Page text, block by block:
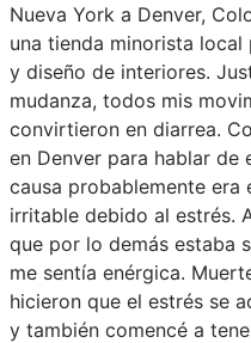
Nueva York a Denver,
una tienda minorista
y diseño de interiores.
mudanza, todos mis
convirtieron en diarrea.
en Denver para hablar de
causa probablemente era
irritable debido al estrés.
que por lo demás estaba
me sentía enérgica.
hicieron que el estrés se
y también comencé a